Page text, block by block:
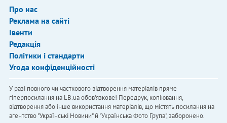
Про нас
Реклама на сайті
Івенти
Редакція
Політики і стандарти
Угода конфіденційності
У разі повного чи часткового відтворення матеріалів пряме
гіперпосилання на LB.ua обов'язкове! Передрук, копіювання,
відтворення або інше використання матеріалів, що містять посилання на
агентство "Українськi Новини" й "Українська Фото Група", заборонено.